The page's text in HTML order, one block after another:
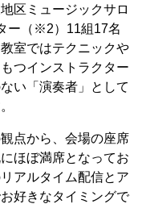
区ミュージックサロ
ー（※2）11組17名
室ではテクニックや
つインストラクター
い「演奏者」として
点から、会場の座席
ほぼ満席となってお
アルタイム配信とア
好きなタイミングで